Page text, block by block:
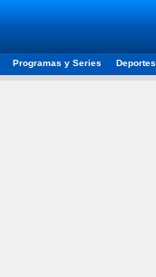
Programas y Series Deportes